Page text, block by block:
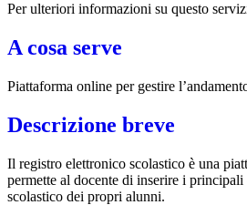
Per ulteriori informazioni su questo
A cosa serve
Piattaforma online per gestire
Descrizione breve
Il registro elettronico scolastico è una
permette al docente di inserire i principali
scolastico dei propri alunni.